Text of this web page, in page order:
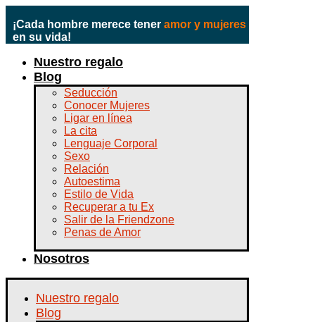
¡Cada hombre merece tener amor y mujeres
en su vida!
Nuestro regalo
Blog
Seducción
Conocer Mujeres
Ligar en línea
La cita
Lenguaje Corporal
Sexo
Relación
Autoestima
Estilo de Vida
Recuperar a tu Ex
Salir de la Friendzone
Penas de Amor
Nosotros
Nuestro regalo
Blog